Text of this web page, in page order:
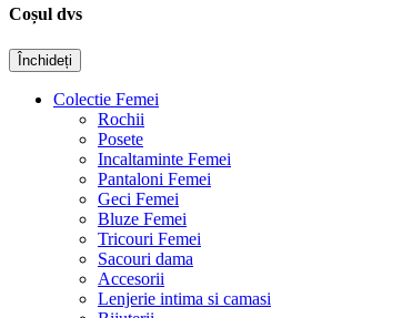
Coșul dvs
Închideți
Colectie Femei
Rochii
Posete
Incaltaminte Femei
Pantaloni Femei
Geci Femei
Bluze Femei
Tricouri Femei
Sacouri dama
Accesorii
Lenjerie intima si camasi